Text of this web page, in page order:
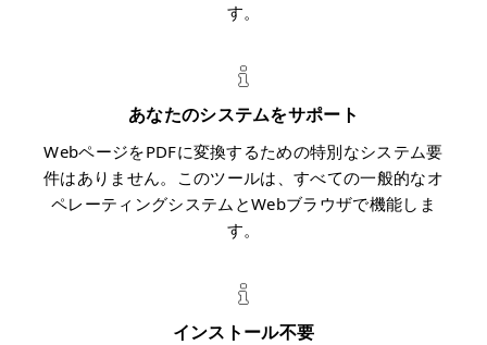
す。
あなたのシステムをサポート
WebページをPDFに変換するための特別なシステム要
件はありません。このツールは、すべての一般的なオ
ペレーティングシステムとWebブラウザで機能しま
す。
インストール不要